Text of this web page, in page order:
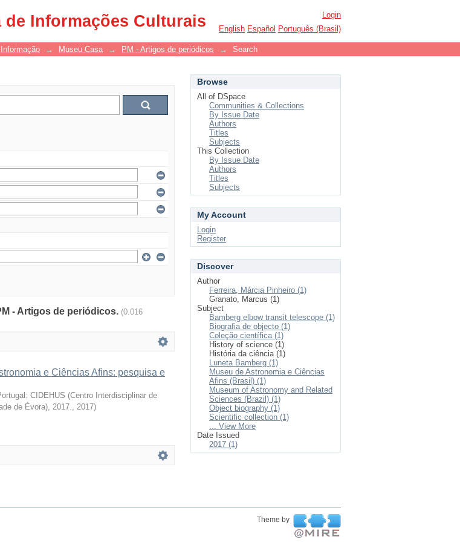
Informações Culturais
Login
English Español Português (Brasil)
→ Museu Casa → PM - Artigos de periódicos → Search
- Artigos de periódicos. (0.016
e Ciências Afins: pesquisa e
CIDEHUS (Centro Interdisciplinar de
de Évora), 2017., 2017)
Browse
All of DSpace
Communities & Collections
By Issue Date
Authors
Titles
Subjects
This Collection
By Issue Date
Authors
Titles
Subjects
My Account
Login
Register
Discover
Author
Ferreira, Márcia Pinheiro (1)
Granato, Marcus (1)
Subject
Bamberg elbow transit telescope (1)
Biografia de objecto (1)
Coleção científica (1)
History of science (1)
História da ciência (1)
Luneta Bamberg (1)
Museu de Astronomia e Ciências
Afins (Brasil) (1)
Museum of Astronomy and Related
Sciences (Brazil) (1)
Object biography (1)
Scientific collection (1)
... View More
Date Issued
2017 (1)
Theme by